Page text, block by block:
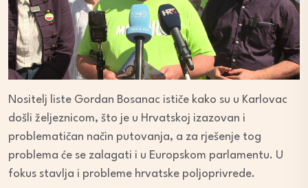
Nositelj liste Gordan Bosanac ističe kako su u Karlovac
došli željeznicom, što je u Hrvatskoj izazovan i
problematičan način putovanja, a za rješenje tog
problema će se zalagati i u Europskom parlamentu. U
fokus stavlja i probleme hrvatske poljoprivrede.